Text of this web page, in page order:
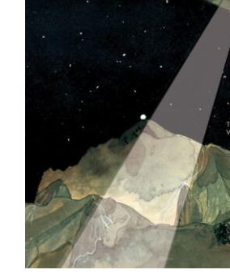
AFEGEIX A LA CISTELLA
DETALLS